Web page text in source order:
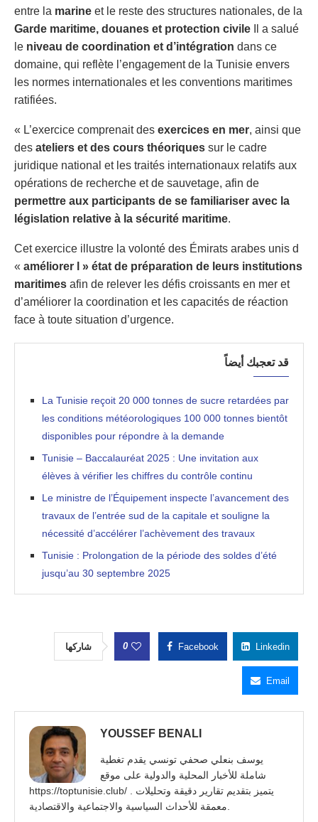
entre la marine et le reste des structures nationales, de la
Garde maritime, douanes et protection civile
Il a salué
le niveau de coordination et d’intégration dans ce
domaine, qui reflète l’engagement de la Tunisie envers
les normes internationales et les conventions maritimes
ratifiées.
« L’exercice comprenait des exercices en mer, ainsi que
des ateliers et des cours théoriques sur le cadre
juridique national et les traités internationaux relatifs aux
opérations de recherche et de sauvetage, afin de
permettre aux participants de se familiariser avec la
législation relative à la sécurité maritime.
Cet exercice illustre la volonté des Émirats arabes unis d
« améliorer l » état de préparation de leurs institutions
maritimes afin de relever les défis croissants en mer et
d’améliorer la coordination et les capacités de réaction
face à toute situation d’urgence.
قد تعجبك أيضاً
La Tunisie reçoit 20 000 tonnes de sucre retardées par
les conditions météorologiques 100 000 tonnes bientôt
disponibles pour répondre à la demande
Tunisie – Baccalauréat 2025 : Une invitation aux
élèves à vérifier les chiffres du contrôle continu
Le ministre de l’Équipement inspecte l’avancement des
travaux de l’entrée sud de la capitale et souligne la
nécessité d’accélérer l’achèvement des travaux
Tunisie : Prolongation de la période des soldes d’été
jusqu’au 30 septembre 2025
شاركها 0 Facebook Linkedin
Email
YOUSSEF BENALI
يوسف بنعلي صحفي تونسي يقدم تغطية
شاملة للأخبار المحلية والدولية على موقع
https://toptunisie.club/ . يتميز بتقديم تقارير دقيقة وتحليلات